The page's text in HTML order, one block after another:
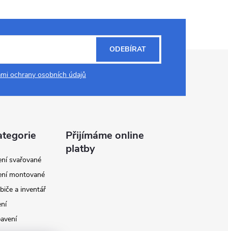
ochrany osobních údajů
ODEBÍRAT
svařované
montované
a inventář
Přijímáme online
platby